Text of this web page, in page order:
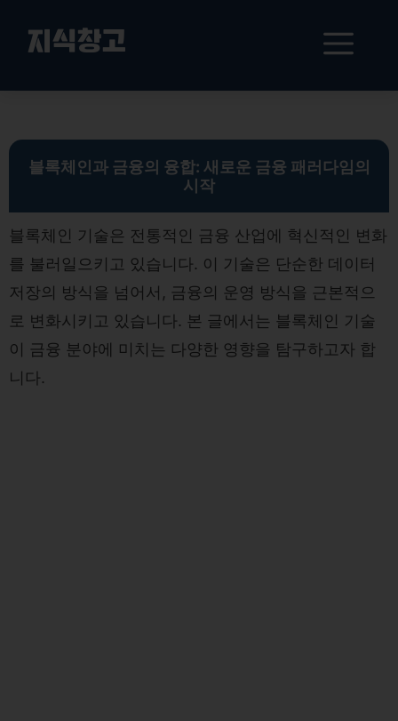
뛰
지식창고
메
뉴
블록체인과 금융의 융합: 새로운 금융 패러다임의
시작
블록체인 기술은 전통적인 금융 산업에 혁신적인 변화
를 불러일으키고 있습니다. 이 기술은 단순한 데이터
저장의 방식을 넘어서, 금융의 운영 방식을 근본적으
로 변화시키고 있습니다. 본 글에서는 블록체인 기술
이 금융 분야에 미치는 다양한 영향을 탐구하고자 합
니다.